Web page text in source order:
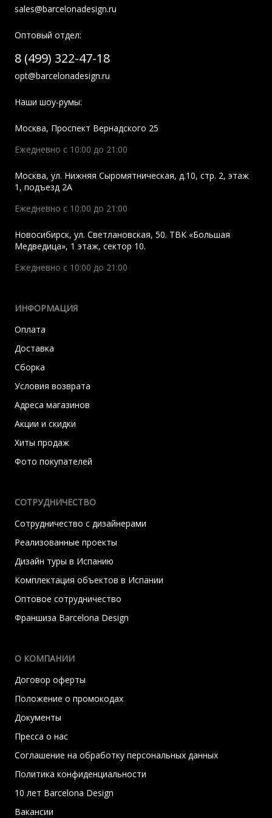
sales@barcelonadesign.ru
Оптовый отдел:
8 (499) 322-47-18
opt@barcelonadesign.ru
Наши шоу-румы:
Москва, Проспект Вернадского 25
Ежедневно с 10:00 до 21:00
Москва, ул. Нижняя Сыромятническая, д.10, стр. 2, этаж
1, подъезд 2A
Ежедневно с 10:00 до 21:00
Новосибирск, ул. Светлановская, 50. ТВК «Большая
Медведица», 1 этаж, сектор 10.
Ежедневно с 10:00 до 21:00
ИНФОРМАЦИЯ
Оплата
Доставка
Сборка
Условия возврата
Адреса магазинов
Акции и скидки
Хиты продаж
Фото покупателей
СОТРУДНИЧЕСТВО
Сотрудничество с дизайнерами
Реализованные проекты
Дизайн туры в Испанию
Комплектация объектов в Испании
Оптовое сотрудничество
Франшиза Barcelona Design
О КОМПАНИИ
Договор оферты
Положение о промокодах
Документы
Пресса о нас
Соглашение на обработку персональных данных
Политика конфиденциальности
10 лет Barcelona Design
Вакансии